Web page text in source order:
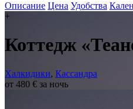
Описание Цена Удобства
+
Коттедж
Халкидики, Кассандра
от 480 € за ночь